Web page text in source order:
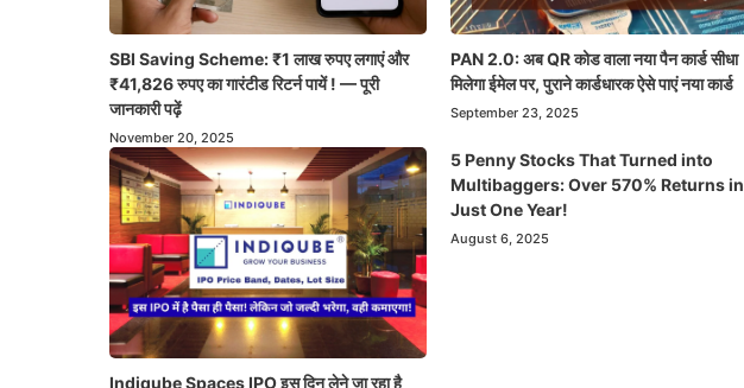
SBI Saving Scheme: ₹1 लाख रुपए लगाएं और
₹41,826 रुपए का गारंटीड रिटर्न पायें ! — पूरी
जानकारी पढ़ें
November 20, 2025
PAN 2.0: अब QR कोड वाला नया पैन कार्ड सीधा
मिलेगा ईमेल पर, पुराने कार्डधारक ऐसे पाएं नया कार्ड
September 23, 2025
Indiqube Spaces IPO इस दिन लेने जा रहा है
5 Penny Stocks That Turned into
Multibaggers: Over 570% Returns in
Just One Year!
August 6, 2025